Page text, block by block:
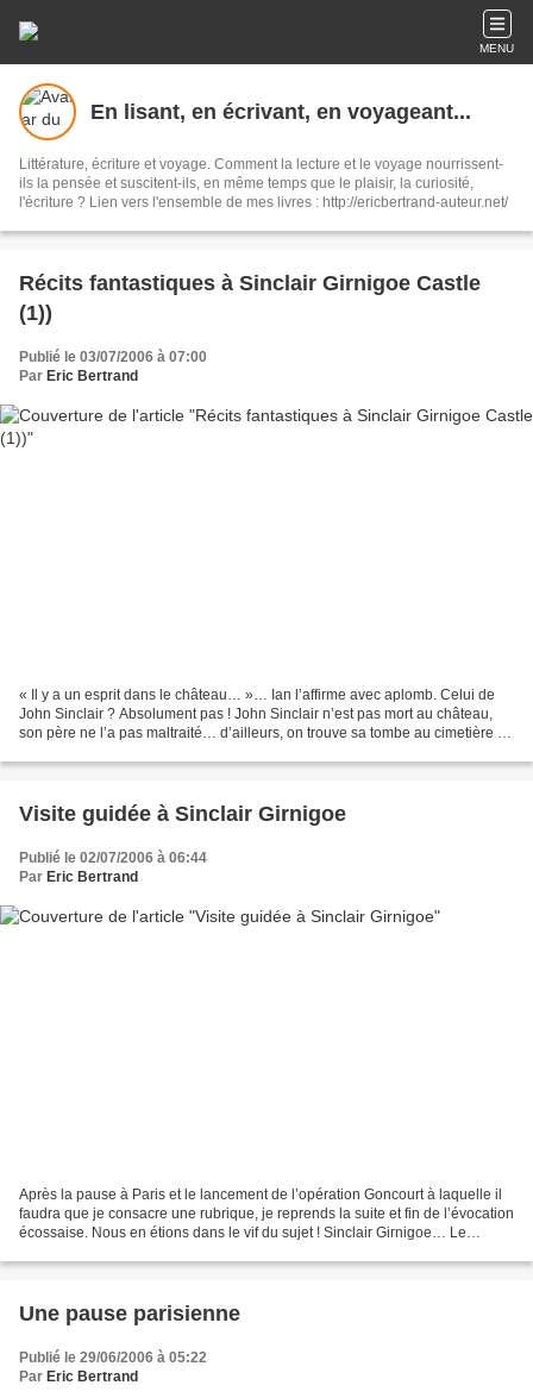
MENU
En lisant, en écrivant, en voyageant...
Littérature, écriture et voyage. Comment la lecture et le voyage nourrissent-
ils la pensée et suscitent-ils, en même temps que le plaisir, la curiosité,
l'écriture ? Lien vers l'ensemble de mes livres : http://ericbertrand-auteur.net/
Récits fantastiques à Sinclair Girnigoe Castle
(1))
Publié le 03/07/2006 à 07:00
Par Eric Bertrand
« Il y a un esprit dans le château… »… Ian l’affirme avec aplomb. Celui de
John Sinclair ? Absolument pas ! John Sinclair n’est pas mort au château,
son père ne l’a pas maltraité… d’ailleurs, on trouve sa tombe au cimetière de
Visite guidée à Sinclair Girnigoe
Publié le 02/07/2006 à 06:44
Par Eric Bertrand
Après la pause à Paris et le lancement de l’opération Goncourt à laquelle il
faudra que je consacre une rubrique, je reprends la suite et fin de l’évocation
écossaise. Nous en étions dans le vif du sujet ! Sinclair Girnigoe… Le
Une pause parisienne
Publié le 29/06/2006 à 05:22
Par Eric Bertrand